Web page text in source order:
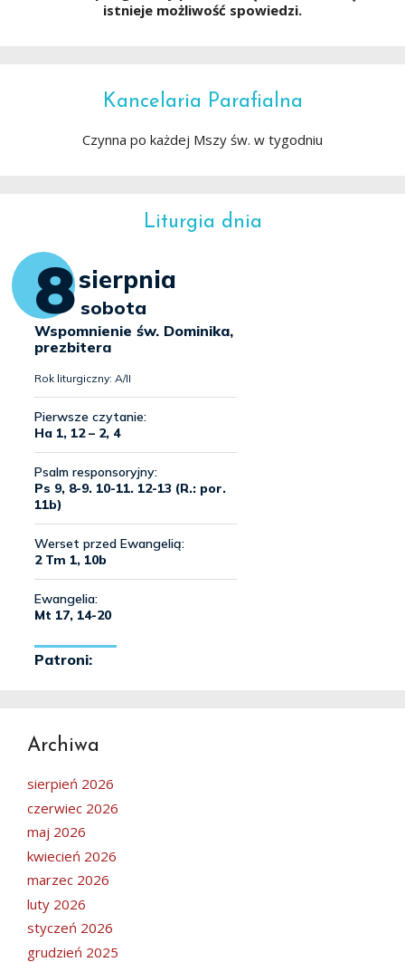
istnieje możliwość spowiedzi.
Kancelaria Parafialna
Czynna po każdej Mszy św. w tygodniu
Liturgia dnia
Archiwa
sierpień 2026
czerwiec 2026
maj 2026
kwiecień 2026
marzec 2026
luty 2026
styczeń 2026
grudzień 2025